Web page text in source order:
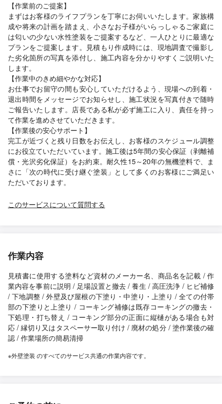
【作業前のご提案】
まずはお客様のライフプランを丁寧にお伺いいたします。家族構
成や将来の計画を踏まえ、小さなお子様がいらっしゃるご家庭に
は匂いの少ない水性塗装をご提案するなど、一人ひとりに最適な
プランをご提案します。見積もり作成時には、現地調査で撮影し
た劣化箇所の写真を添付し、施工内容を分かりやすくご説明いた
します。
【作業中のきめ細やかな対応】
お仕事でお留守の間も安心していただけるよう、現場への到着・
退出時間をメッセージでお知らせし、施工状況を写真付きで随時
ご報告いたします。店長である私が必ず施工に入り、責任を持っ
て作業を進めさせていただきます。
【作業後の安心サポート】
完工が近づくと残り日数をお伝えし、お客様のスケジュール調整
にお役立ていただいています。施工後は5年間の安心保証（剥離補
償・光沢劣化保証）をお約束。耐久性15～20年の無機塗料で、ま
さに「次の時代に受け継ぐ塗装」として多くのお客様にご満足い
ただいております。
このサービスについて質問する
作業内容
見積書に使用する塗料など資材のメーカー名、商品名を記載 / 作
業内容を事前に説明 / 足場設置と撤去 / 養生 / 高圧洗浄 / ヒビ補修
/ 下地調整 / 外壁及び屋根の下塗り・中塗り・上塗り / 全ての付帯
部の下塗りと上塗り / コーキング補修は既存コーキングの撤去・
下処理・打ち替え / コーキング部分の正面に縦樋がある場合も対
応 / 縁切り又はタスペーサー取り付け / 廃材の処分 / 塗作業後の確
認 / 作業場所の簡易清掃
※外壁塗装 のすべてのサービス共通の作業内容です。